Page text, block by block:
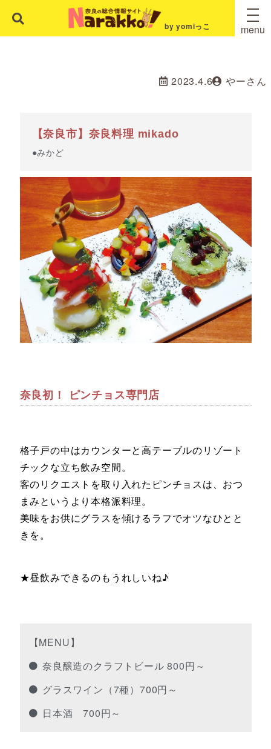
by yomiっこ menu
2023.4.6 やーさん
【奈良市】奈良料理 mikado
●みかど
奈良初！ ピンチョス専門店
格子戸の中はカウンターと高テーブルのリゾート
チックな立ち飲み空間。
客のリクエストを取り入れたピンチョスは、おつ
まみというより本格派料理。
美味をお供にグラスを傾けるラフでオツなひとと
きを。
★昼飲みできるのもうれしいね♪
【MENU】
奈良醸造のクラフトビール 800円～
グラスワイン（7種）700円～
日本酒 700円～